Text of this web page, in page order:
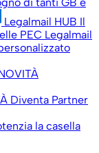
Legalmail HUB Il
PEC Legalmail
Diventa Partner
la casella